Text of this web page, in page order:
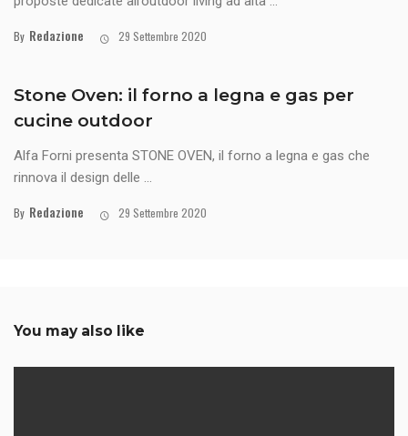
By Redazione 29 Settembre 2020
Stone Oven: il forno a legna e gas per
cucine outdoor
Alfa Forni presenta STONE OVEN, il forno a legna e gas che
rinnova il design delle ...
By Redazione 29 Settembre 2020
You may also like